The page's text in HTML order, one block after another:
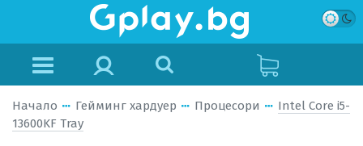
Начало Гейминг хардуер Процесори
Intel Core i5-
13600KF Tray